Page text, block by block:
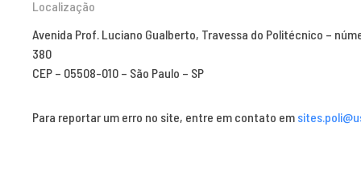
Localização
Avenida Prof. Luciano Gualberto, Travessa do Politécnico –
380
CEP – 05508-010 – São Paulo – SP
Para reportar um erro no site, entre em contato em